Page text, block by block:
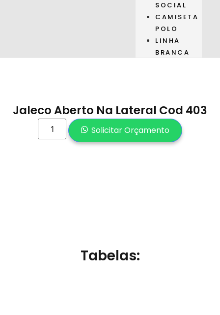
SOCIAL
CAMISETA
POLO
LINHA
BRANCA
Jaleco Aberto Na Lateral Cod 403
Solicitar Orçamento
Tabelas: